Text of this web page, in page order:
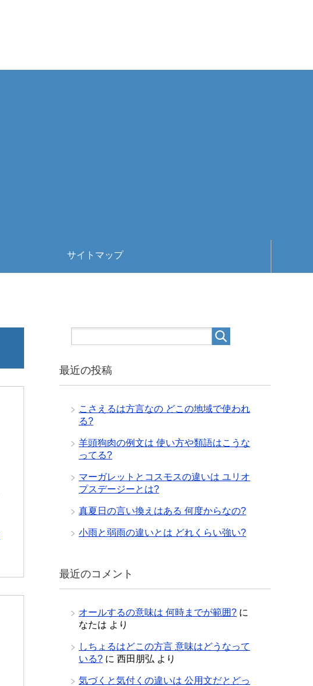
サイトマップ
最近の投稿
こさえるは方言なの どこの地域で使われ
る?
羊頭狗肉の例文は 使い方や類語はこうな
ってる?
マーガレットとコスモスの違いは ユリオ
プスデージーとは?
真夏日の言い換えはある 何度からなの?
小雨と弱雨の違いとは どれくらい強い?
最近のコメント
オールするの意味は 何時までが範囲? に
なたは より
しちょるはどこの方言 意味はどうなって
いる? に 西田朋弘 より
気づくと気付くの違いは 公用文だとどっ